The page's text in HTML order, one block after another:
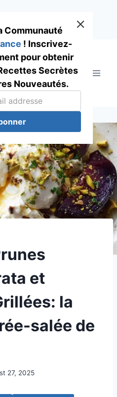
et
la
salée de
27, 2025
Communauté
! Inscrivez-
pour obtenir
Secrètes
Nouveautés.